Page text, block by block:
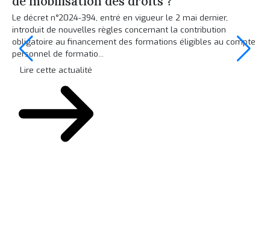
Le décret n°2024-394, entré en vigueur le 2 mai dernier,
introduit de nouvelles règles concernant la contribution
obligatoire au financement des formations éligibles au compte
personnel de formatio...
Lire cette actualité